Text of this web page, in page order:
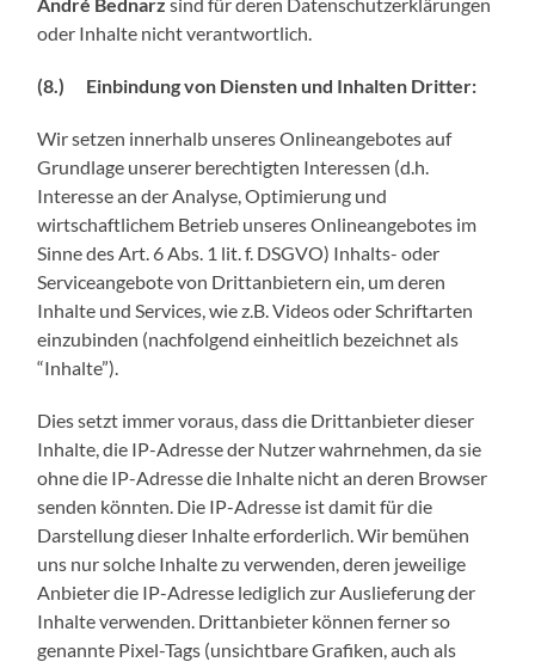
oder Inhalte nicht verantwortlich.
(8.) Einbindung von Diensten und Inhalten Dritter:
Wir setzen innerhalb unseres Onlineangebotes auf
Grundlage unserer berechtigten Interessen (d.h.
Interesse an der Analyse, Optimierung und
wirtschaftlichem Betrieb unseres Onlineangebotes im
Sinne des Art. 6 Abs. 1 lit. f. DSGVO) Inhalts- oder
Serviceangebote von Drittanbietern ein, um deren
Inhalte und Services, wie z.B. Videos oder Schriftarten
einzubinden (nachfolgend einheitlich bezeichnet als
“Inhalte”).
Dies setzt immer voraus, dass die Drittanbieter dieser
Inhalte, die IP-Adresse der Nutzer wahrnehmen, da sie
ohne die IP-Adresse die Inhalte nicht an deren Browser
senden könnten. Die IP-Adresse ist damit für die
Darstellung dieser Inhalte erforderlich. Wir bemühen
uns nur solche Inhalte zu verwenden, deren jeweilige
Anbieter die IP-Adresse lediglich zur Auslieferung der
Inhalte verwenden. Drittanbieter können ferner so
genannte Pixel-Tags (unsichtbare Grafiken, auch als